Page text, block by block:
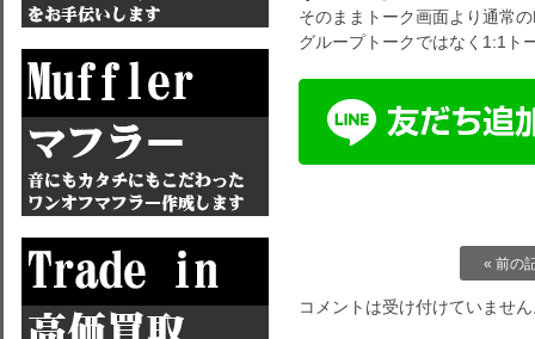
そのままトーク画面より通常
グループトークではなく1:1ト
« 前の
コメントは受け付けていませ